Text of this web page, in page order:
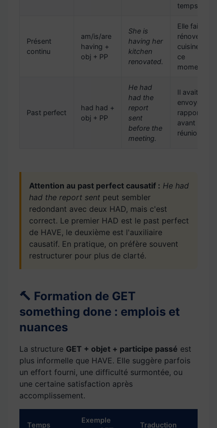
temps.
Présent
continu
am/is/are
having +
obj + PP
She is
having her
kitchen
renovated.
Elle fait
rénover sa
cuisine en
ce
moment.
Past perfect
had had +
obj + PP
He had
had the
report
sent
before the
meeting.
Il avait fait
envoyer le
rapport
avant la
réunion.
Attention au past perfect causatif : He had
had the report sent peut sembler
redondant avec deux HAD, mais c'est
correct. Le premier HAD est le past perfect
de HAVE, le deuxième est l'auxiliaire
causatif. En pratique, on préfère souvent
restructurer pour plus de clarté.
🔨 Formation de GET
something done : emplois et
nuances
La structure GET + objet + participe passé est
plus informelle que HAVE. Elle suggère parfois
un effort fourni, une difficulté surmontée, ou
une certaine satisfaction après
accomplissement.
Temps
Exemple
Traduction